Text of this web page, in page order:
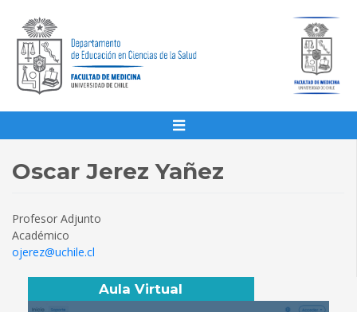
Oscar Jerez Yañez
Profesor Adjunto
Académico
ojerez@uchile.cl
Aula Virtual